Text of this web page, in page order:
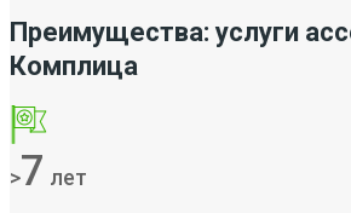
Преимущества: услуги
Комплица
>7 лет